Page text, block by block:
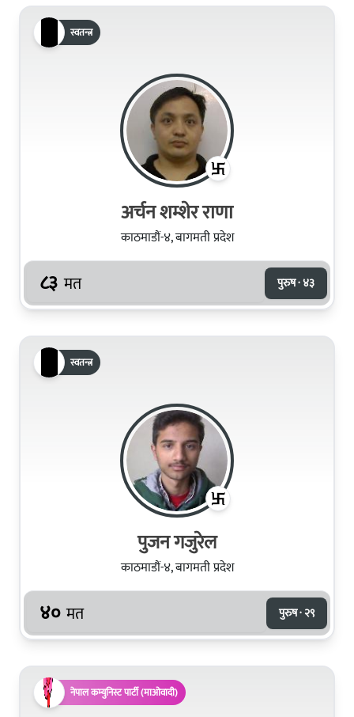
स्वतन्त्र
अर्चन शम्शेर राणा
काठमाडौं-४, बागमती प्रदेश
८३ मत पुरुष · ४३
स्वतन्त्र
पुजन गजुरेल
काठमाडौं-४, बागमती प्रदेश
४० मत पुरुष · २९
नेपाल कम्युनिस्ट पार्टी (माओवादी)